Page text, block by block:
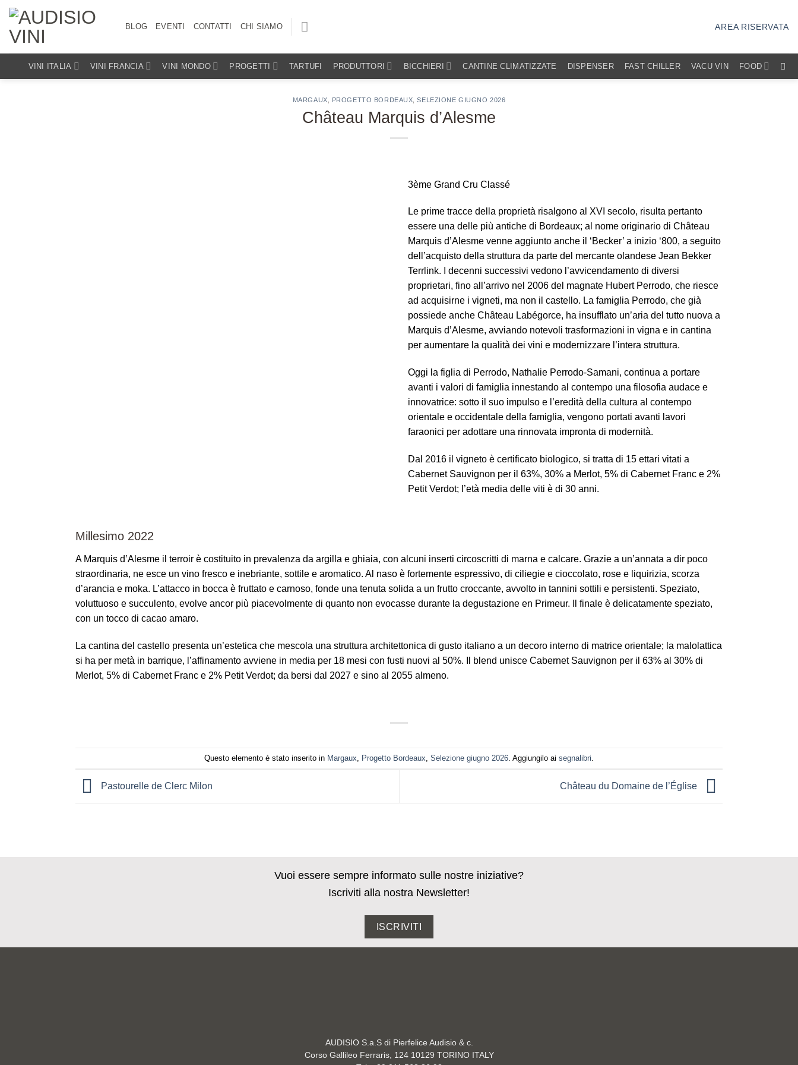
Salta
contenuti
BLOG EVENTI CONTATTI CHI SIAMO AREA RISERVATA
VINI ITALIA VINI FRANCIA VINI MONDO PROGETTI TARTUFI PRODUTTORI BICCHIERI CANTINE CLIMATIZZATE DISPENSER FAST CHILLER VACU VIN FOOD
MARGAUX PROGETTO BORDEAUX ,SELEZIONE GIUGNO 2026
Château Marquis d’Alesme
3ème Grand Cru Classé
Le prime tracce della proprietà risalgono al XVI secolo, risulta pertanto
essere una delle più antiche di Bordeaux; al nome originario di Château
Marquis d’Alesme venne aggiunto anche il ‘Becker’ a inizio ‘800, a seguito
dell’acquisto della struttura da parte del mercante olandese Jean Bekker
Terrlink. I decenni successivi vedono l’avvicendamento di diversi
proprietari, fino all’arrivo nel 2006 del magnate Hubert Perrodo, che riesce
ad acquisirne i vigneti, ma non il castello. La famiglia Perrodo, che già
possiede anche Château Labégorce, ha insufflato un’aria del tutto nuova a
Marquis d’Alesme, avviando notevoli trasformazioni in vigna e in cantina
per aumentare la qualità dei vini e modernizzare l’intera struttura.
Oggi la figlia di Perrodo, Nathalie Perrodo-Samani, continua a portare
avanti i valori di famiglia innestando al contempo una filosofia audace e
innovatrice: sotto il suo impulso e l’eredità della cultura al contempo
orientale e occidentale della famiglia, vengono portati avanti lavori
faraonici per adottare una rinnovata impronta di modernità.
Dal 2016 il vigneto è certificato biologico, si tratta di 15 ettari vitati a
Cabernet Sauvignon per il 63%, 30% a Merlot, 5% di Cabernet Franc e 2%
Petit Verdot; l’età media delle viti è di 30 anni.
Millesimo 2022
A Marquis d’Alesme il terroir è costituito in prevalenza da argilla e ghiaia, con alcuni inserti circoscritti di marna e calcare. Grazie a un’annata a dir poco
straordinaria, ne esce un vino fresco e inebriante, sottile e aromatico. Al naso è fortemente espressivo, di ciliegie e cioccolato, rose e liquirizia, scorza
d’arancia e moka. L’attacco in bocca è fruttato e carnoso, fonde una tenuta solida a un frutto croccante, avvolto in tannini sottili e persistenti. Speziato,
voluttuoso e succulento, evolve ancor più piacevolmente di quanto non evocasse durante la degustazione en Primeur. Il finale è delicatamente speziato,
con un tocco di cacao amaro.
La cantina del castello presenta un’estetica che mescola una struttura architettonica di gusto italiano a un decoro interno di matrice orientale; la malolattica
si ha per metà in barrique, l’affinamento avviene in media per 18 mesi con fusti nuovi al 50%. Il blend unisce Cabernet Sauvignon per il 63% al 30% di
Merlot, 5% di Cabernet Franc e 2% Petit Verdot; da bersi dal 2027 e sino al 2055 almeno.
Questo elemento è stato inserito in Margaux Progetto Bordeaux Selezione giugno 2026 . Aggiungilo ai segnalibri
Pastourelle de Clerc Milon Château du Domaine de l’Église
Vuoi essere sempre informato sulle nostre iniziative?
Iscriviti alla nostra Newsletter!
ISCRIVITI
AUDISIO S.a.S di Pierfelice Audisio & c.
Corso Gallileo Ferraris, 124 10129 TORINO ITALY